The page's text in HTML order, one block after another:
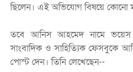
ছিলেন। এই অভিযোগ বিষয়ে কোনো
তবে আনিস আহমেদ নামে
সাংবাদিক ও সাহিত্যিক ফেসবুকে
পোস্ট দেন। তিনি লেখেছেন--